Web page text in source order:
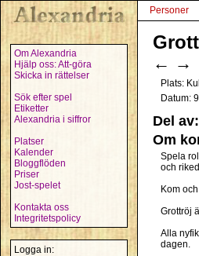
Om Alexandria
Hjälp oss: Att-göra
Skicka in rättelser
Sök efter spel
Etiketter
Alexandria i siffror
Platser
Kalender
Bloggflöden
Priser
Jost-spelet
Kontakta oss
Integritetspolicy
Logga in:
Personer
← →
Plats:
Datum:
Del av:
Om
Spela
och
Kom
Grottröj
Alla
dagen.